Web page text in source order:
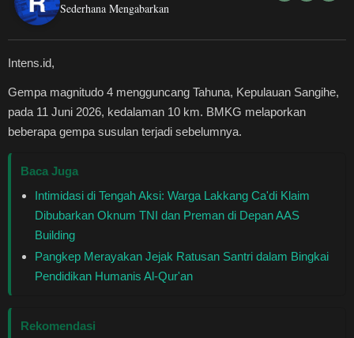
Olahraga
Ekonomi Bisnis
Healthstyle
Essai
Kuliner
Sederhana Mengabarkan
Intens.id,
Gempa magnitudo 4 mengguncang Tahuna, Kepulauan Sangihe,
pada 11 Juni 2026, kedalaman 10 km. BMKG melaporkan
beberapa gempa susulan terjadi sebelumnya.
Baca Juga
Intimidasi di Tengah Aksi: Warga Lakkang Ca'di Klaim
Dibubarkan Oknum TNI dan Preman di Depan AAS
Building
Pangkep Merayakan Jejak Ratusan Santri dalam Bingkai
Pendidikan Humanis Al-Qur'an
Rekomendasi